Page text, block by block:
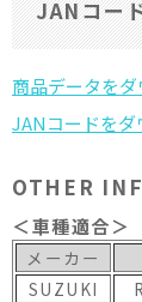
JANコー
OTHER
＜車種適合＞
メーカー
SUZUKI